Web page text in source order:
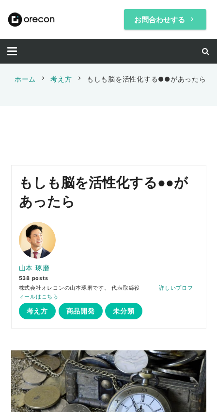
お問合わせする keyboard_arrow_right
ホーム chevron_right 考え方 chevron_right もしも脳を活性化する●●があったら
もしも脳を活性化する●●が
あったら
山本 琢磨
538 posts
株式会社オレコンの山本琢磨です。 代表取締役 詳しいプロフ
ィールはこちら
考え方 商品開発 未分類